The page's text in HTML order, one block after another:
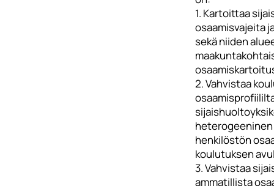
1. Kartoittaa
osaamisvajeita
sekä niiden
2. Vahvistaa
heterogeeninen
henkilöstön
koulutuksen
3. Vahvistaa
ammatillista